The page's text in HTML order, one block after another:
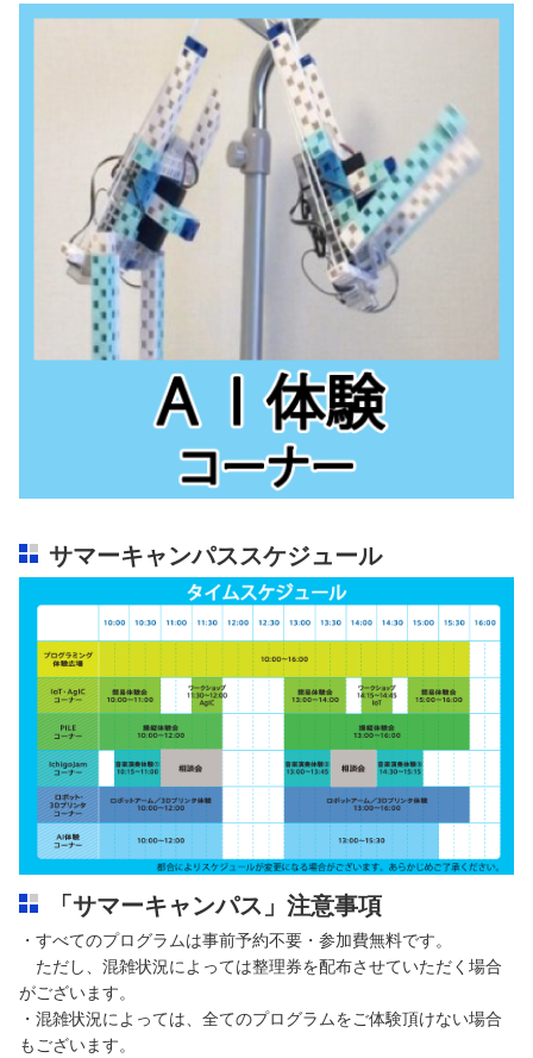
サマーキャンパススケジュール
「サマーキャンパス」注意事項
・すべてのプログラムは事前予約不要・参加費無料です。
ただし、混雑状況によっては整理券を配布させていただく場合
がございます。
・混雑状況によっては、全てのプログラムをご体験頂けない場合
もございます。